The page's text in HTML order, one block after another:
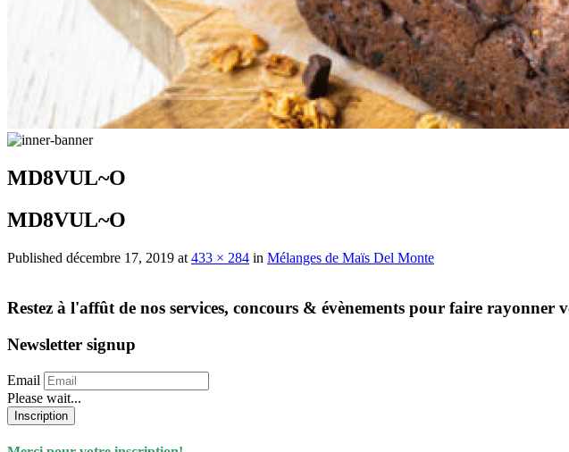
MD8VUL~O
MD8VUL~O
Published décembre 17, 2019 at 433 × 284 in Mélanges de Maïs Del Monte
Restez à l'affût de nos services, concours & évènements pour faire rayonner
Newsletter signup
Email
Please wait...
Inscription